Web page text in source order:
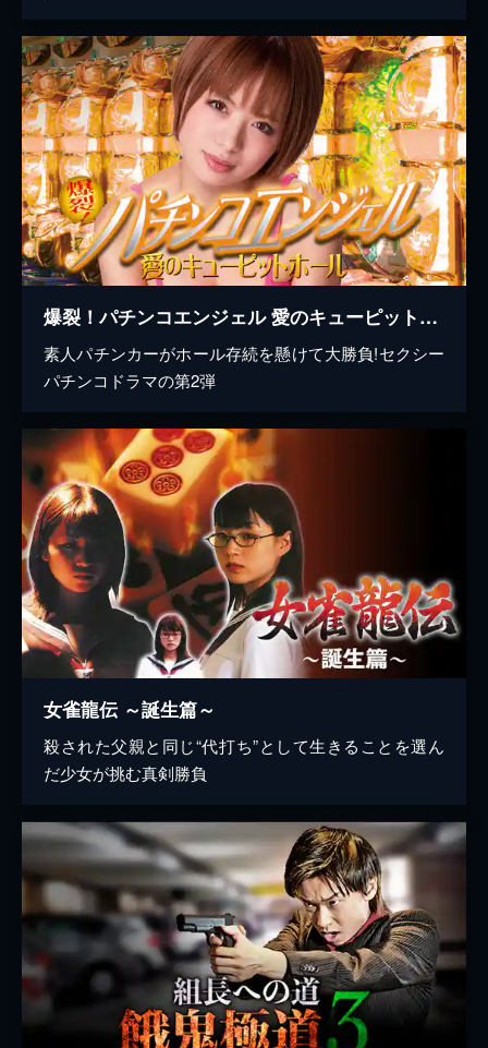
爆裂！パチンコエンジェル 愛のキューピットホール
素人パチンカーがホール存続を懸けて大勝負!セクシー
パチンコドラマの第2弾
女雀龍伝 ～誕生篇～
殺された父親と同じ“代打ち”として生きることを選ん
だ少女が挑む真剣勝負